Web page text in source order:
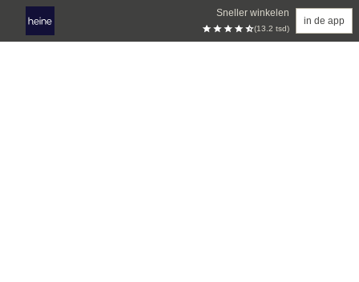
Sneller winkelen
(13.2 tsd)
in de app